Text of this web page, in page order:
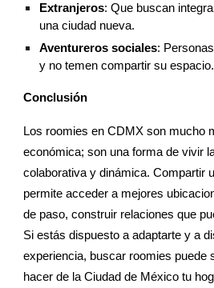
Extranjeros: Que buscan
una ciudad nueva.
Aventureros sociales:
y no temen compartir su espacio.
Conclusión
Los roomies en CDMX son mucho
económica; son una forma de vivir
colaborativa y dinámica. Compartir
permite acceder a mejores
de paso, construir relaciones que
Si estás dispuesto a adaptarte y a
experiencia, buscar roomies puede
hacer de la Ciudad de México tu